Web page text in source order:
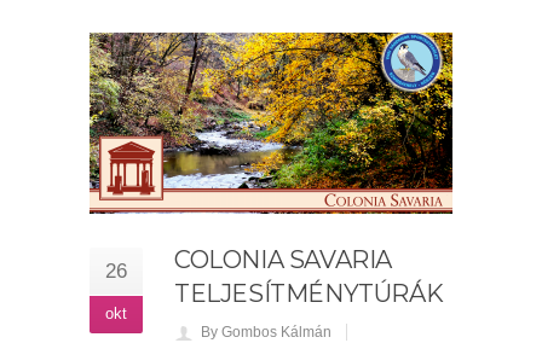
26
okt
COLONIA SAVARIA
TELJESÍTMÉNYTÚRÁK
By Gombos Kálmán